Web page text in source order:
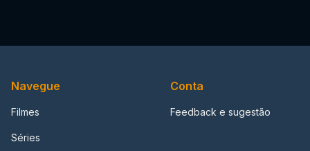
Navegue
Filmes
Séries
Conta
Feedback e sugestão